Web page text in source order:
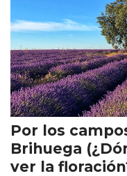
27 julio 2026
Por los
Brihuega
ver la